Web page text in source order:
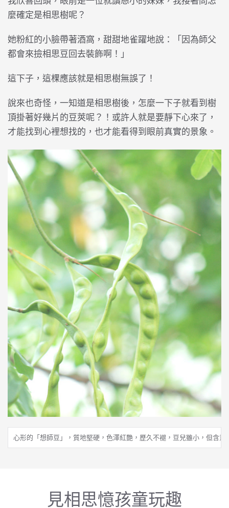
麼確定是相思樹呢？
她粉紅的小臉帶著酒窩，甜甜地雀躍地說：「因為師父
都會來撿相思豆回去裝飾啊！」
這下子，這棵應該就是相思樹無誤了！
說來也奇怪，一知道是相思樹後，怎麼一下子就看到樹
頂掛著好幾片的豆莢呢？！或許人就是要靜下心來了，
才能找到心裡想找的，也才能看得到眼前真實的景象。
心形的「想師豆」，質地堅硬，色澤紅艷，歷久不褪，豆兒雖小，但含意
見相思憶孩童玩趣